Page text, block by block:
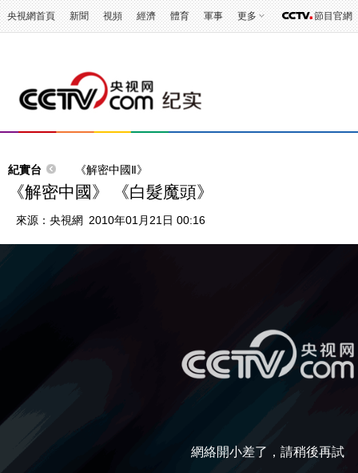
央視網首頁 新聞 視頻 經濟 體育 軍事 更多 節目官網
紀實台 《解密中國Ⅱ》
《解密中國》 《白髮魔頭》
來源： 央視網 2010年01月21日 00:16
網絡開小差了，請稍後再試